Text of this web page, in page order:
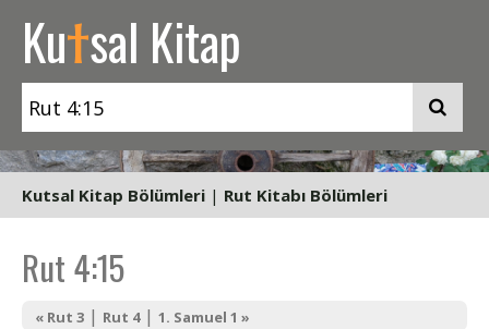
Kutsal Kitap
Kutsal Kitap Bölümleri | Rut Kitabı Bölümleri
Rut 4:15
« Rut 3 | Rut 4| 1. Samuel 1 »